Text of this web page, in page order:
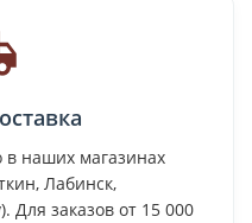
в наших магазинах
Лабинск,
Для заказов от 15 000